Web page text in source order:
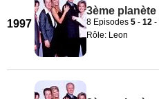
1997
3ème
8 Episodes 5 - 12 -
Rôle: Leon